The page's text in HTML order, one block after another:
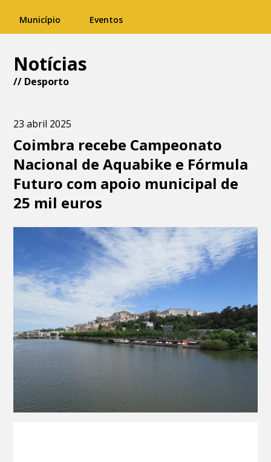
Município Eventos
Notícias
// Desporto
23 abril 2025
Coimbra recebe Campeonato
Nacional de Aquabike e Fórmula
Futuro com apoio municipal de
25 mil euros